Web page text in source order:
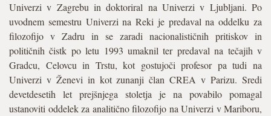
Univerzi v Zagrebu in doktoriral na Univerzi v Ljubljani. Po
uvodnem semestru Univerzi na Reki je predaval na oddelku za
filozofijo v Zadru in se zaradi nacionalističnih pritiskov in
političnih čistk po letu 1993 umaknil ter predaval na tečajih v
Gradcu, Celovcu in Trstu, kot gostujoči profesor pa tudi na
Univerzi v Ženevi in kot zunanji član CREA v Parizu. Sredi
devetdesetih let prejšnjega stoletja je na povabilo pomagal
ustanoviti oddelek za analitično filozofijo na Univerzi v Mariboru,